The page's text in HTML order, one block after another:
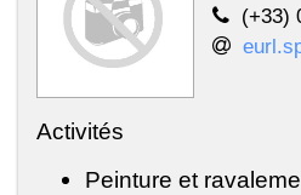
(+33)
Activités
Peinture et